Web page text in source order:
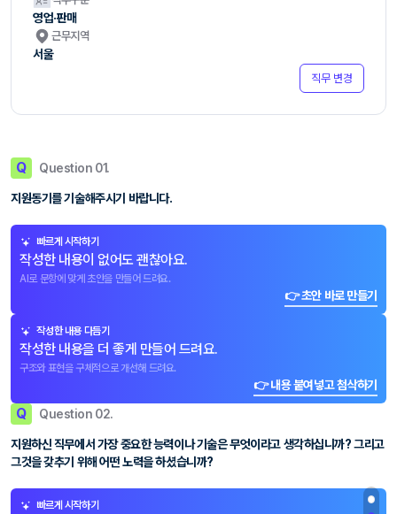
영업·판매
근무지역
서울
직무 변경
Q Question 01.
지원동기를 기술해주시기 바랍니다.
빠르게 시작하기
작성한 내용이 없어도 괜찮아요.
AI로 문항에 맞게 초안을 만들어 드려요.
👉 초안 바로 만들기
작성한 내용 다듬기
작성한 내용을 더 좋게 만들어 드려요.
구조와 표현을 구체적으로 개선해 드려요.
👉 내용 붙여넣고 첨삭하기
Q Question 02.
지원하신 직무에서 가장 중요한 능력이나 기술은 무엇이라고 생각하십니까? 그리고
그것을 갖추기 위해 어떤 노력을 하셨습니까?
빠르게 시작하기